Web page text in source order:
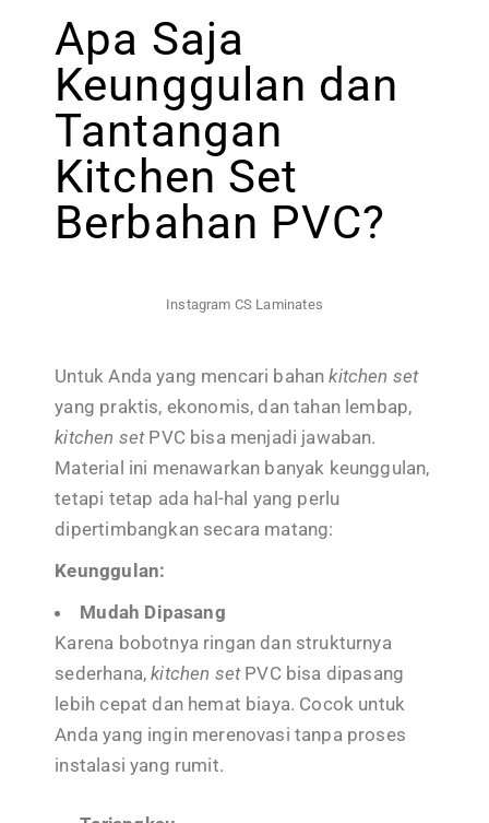
Apa Saja
Keunggulan dan
Tantangan
Kitchen Set
Berbahan PVC?
Instagram CS Laminates
Untuk Anda yang mencari bahankitchen set
yang praktis, ekonomis, dan tahan lembap,
kitchen set PVC bisa menjadi jawaban.
Material ini menawarkan banyak keunggulan,
tetapi tetap ada hal-hal yang perlu
dipertimbangkan secara matang:
Keunggulan:
Mudah Dipasang
Karena bobotnya ringan dan strukturnya
sederhana,kitchen setPVC bisa dipasang
lebih cepat dan hemat biaya. Cocok untuk
Anda yang ingin merenovasi tanpa proses
instalasi yang rumit.